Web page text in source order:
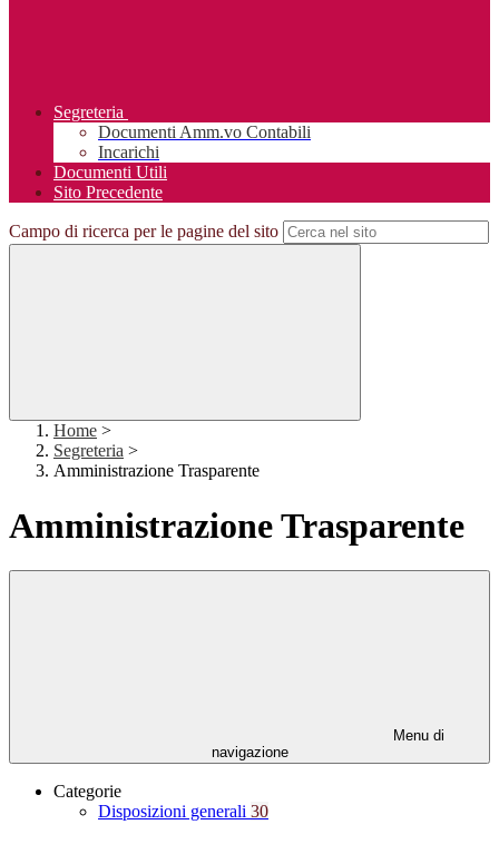
Segreteria
Documenti Amm.vo Contabili
Incarichi
Documenti Utili
Sito Precedente
Campo di ricerca per le pagine del sito
Home >
Segreteria >
Amministrazione Trasparente
Amministrazione Trasparente
Menu di
navigazione
Categorie
Disposizioni generali 30